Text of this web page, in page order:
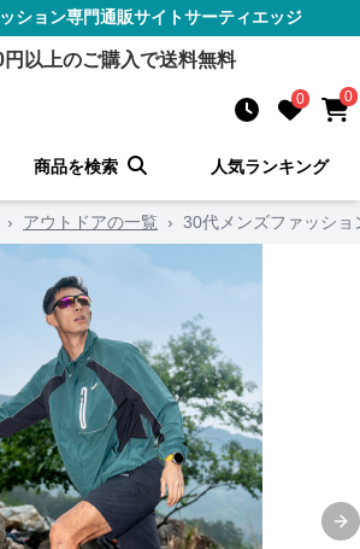
ション専門通販サイトサーティエッジ
円以上のご購入で送料無料
0 0
商品を検索 人気ランキング
› アウトドアの一覧 › 30代メンズファッシ